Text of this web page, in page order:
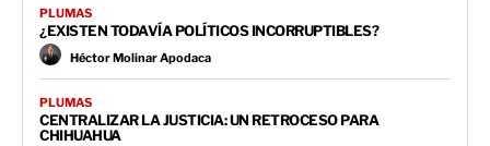
PLUMAS
¿EXISTEN TODAVÍA POLÍTICOS INCORRUPTIBLES?
Héctor Molinar Apodaca
PLUMAS
CENTRALIZAR LA JUSTICIA: UN RETROCESO PARA
CHIHUAHUA